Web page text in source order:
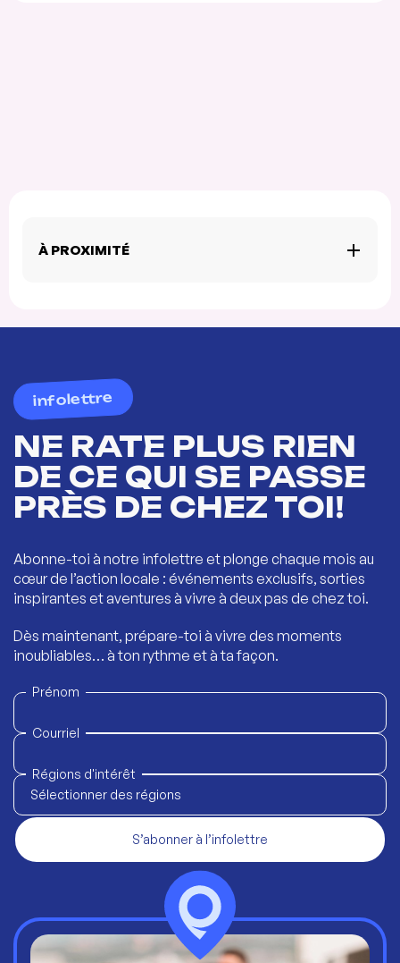
À PROXIMITÉ
infolettre
NE RATE PLUS RIEN
DE CE QUI SE PASSE
PRÈS DE CHEZ TOI!
Abonne-toi à notre infolettre et plonge chaque mois au
cœur de l’action locale : événements exclusifs, sorties
inspirantes et aventures à vivre à deux pas de chez toi.
Dès maintenant, prépare-toi à vivre des moments
inoubliables… à ton rythme et à ta façon.
Prénom
Courriel
Régions d'intérêt
Sélectionner des régions
S’abonner à l’infolettre